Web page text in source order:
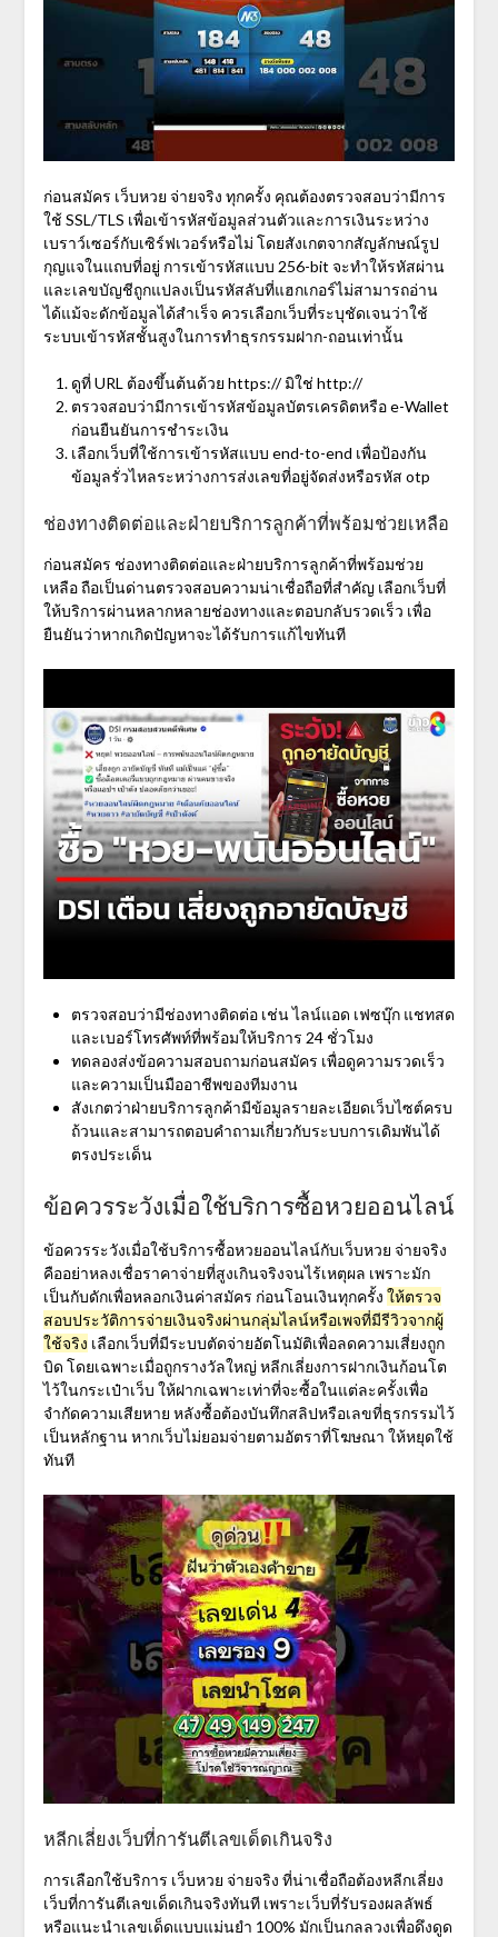
ก่อนสมัคร เว็บหวย จ่ายจริง ทุกครั้ง คุณต้องตรวจสอบว่ามีการ
ใช้ SSL/TLS เพื่อเข้ารหัสข้อมูลส่วนตัวและการเงินระหว่าง
เบราว์เซอร์กับเซิร์ฟเวอร์หรือไม่ โดยสังเกตจากสัญลักษณ์รูป
กุญแจในแถบที่อยู่ การเข้ารหัสแบบ 256-bit จะทำให้รหัสผ่าน
และเลขบัญชีถูกแปลงเป็นรหัสลับที่แฮกเกอร์ไม่สามารถอ่าน
ได้แม้จะดักข้อมูลได้สำเร็จ ควรเลือกเว็บที่ระบุชัดเจนว่าใช้
ระบบเข้ารหัสชั้นสูงในการทำธุรกรรมฝาก-ถอนเท่านั้น
ดูที่ URL ต้องขึ้นต้นด้วย https:// มิใช่ http://
ตรวจสอบว่ามีการเข้ารหัสข้อมูลบัตรเครดิตหรือ e-Wallet
ก่อนยืนยันการชำระเงิน
เลือกเว็บที่ใช้การเข้ารหัสแบบ end-to-end เพื่อป้องกัน
ข้อมูลรั่วไหลระหว่างการส่งเลขที่อยู่จัดส่งหรือรหัส otp
ช่องทางติดต่อและฝ่ายบริการลูกค้าที่พร้อมช่วยเหลือ
ก่อนสมัคร ช่องทางติดต่อและฝ่ายบริการลูกค้าที่พร้อมช่วย
เหลือถือเป็นด่านตรวจสอบความน่าเชื่อถือที่สำคัญ เลือกเว็บที่
ให้บริการผ่านหลากหลายช่องทางและตอบกลับรวดเร็ว เพื่อ
ยืนยันว่าหากเกิดปัญหาจะได้รับการแก้ไขทันที
ตรวจสอบว่ามีช่องทางติดต่อ เช่น ไลน์แอด เฟซบุ๊ก แชทสด
และเบอร์โทรศัพท์ที่พร้อมให้บริการ 24 ชั่วโมง
ทดลองส่งข้อความสอบถามก่อนสมัคร เพื่อดูความรวดเร็ว
และความเป็นมืออาชีพของทีมงาน
สังเกตว่าฝ่ายบริการลูกค้ามีข้อมูลรายละเอียดเว็บไซต์ครบ
ถ้วนและสามารถตอบคำถามเกี่ยวกับระบบการเดิมพันได้
ตรงประเด็น
ข้อควรระวังเมื่อใช้บริการซื้อหวยออนไลน์
ข้อควรระวังเมื่อใช้บริการซื้อหวยออนไลน์กับเว็บหวย จ่ายจริง
คืออย่าหลงเชื่อราคาจ่ายที่สูงเกินจริงจนไร้เหตุผล เพราะมัก
เป็นกับดักเพื่อหลอกเงินค่าสมัคร ก่อนโอนเงินทุกครั้ง ให้ตรวจ
สอบประวัติการจ่ายเงินจริงผ่านกลุ่มไลน์หรือเพจที่มีรีวิวจากผู้
ใช้จริง เลือกเว็บที่มีระบบตัดจ่ายอัตโนมัติเพื่อลดความเสี่ยงถูก
บิด โดยเฉพาะเมื่อถูกรางวัลใหญ่ หลีกเลี่ยงการฝากเงินก้อนโต
ไว้ในกระเป๋าเว็บ ให้ฝากเฉพาะเท่าที่จะซื้อในแต่ละครั้งเพื่อ
จำกัดความเสียหาย หลังซื้อต้องบันทึกสลิปหรือเลขที่ธุรกรรมไว้
เป็นหลักฐาน หากเว็บไม่ยอมจ่ายตามอัตราที่โฆษณา ให้หยุดใช้
ทันที
หลีกเลี่ยงเว็บที่การันตีเลขเด็ดเกินจริง
การเลือกใช้บริการ เว็บหวย จ่ายจริง ที่น่าเชื่อถือต้องหลีกเลี่ยง
เว็บที่การันตีเลขเด็ดเกินจริงทันที เพราะเว็บที่รับรองผลลัพธ์
หรือแนะนำเลขเด็ดแบบแม่นยำ 100% มักเป็นกลลวงเพื่อดึงดูด